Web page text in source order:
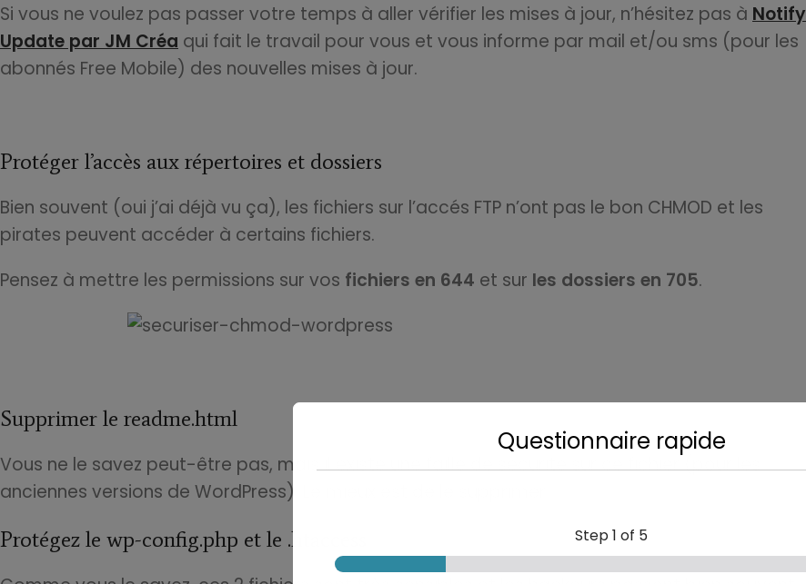
Si vous ne voulez pas passer votre temps à aller vérifier les mises à jour, n’hésitez pas à Notify
Update par JM Créa qui fait le travail pour vous et vous informe par mail et/ou sms (pour les
abonnés Free Mobile) des nouvelles mises à jour.
Protéger l’accès aux répertoires et dossiers
Bien souvent (oui j’ai déjà vu ça), les fichiers sur l’accés FTP n’ont pas le bon CHMOD et les
pirates peuvent accéder à certains fichiers.
Pensez à mettre les permissions sur vos fichiers en 644 et sur les dossiers en 705.
Supprimer le readme.html
Vous ne le savez peut-être pas, mais il existe une faille de sécurité sur ce fichier (pour les
anciennes versions de WordPress). Le mieux est de le supprimer.
Protégez le wp-config.php et le .htaccess
Questionnaire rapide
Step1 of 5